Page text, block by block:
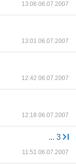
13:06 06.07.2007
13:01 06.07.2007
12:42 06.07.2007
12:18 06.07.2007
... 3
11:51 06.07.2007